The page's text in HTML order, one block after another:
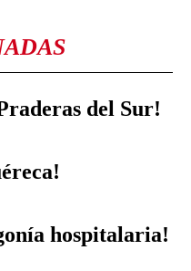
del Sur!
hospitalaria!